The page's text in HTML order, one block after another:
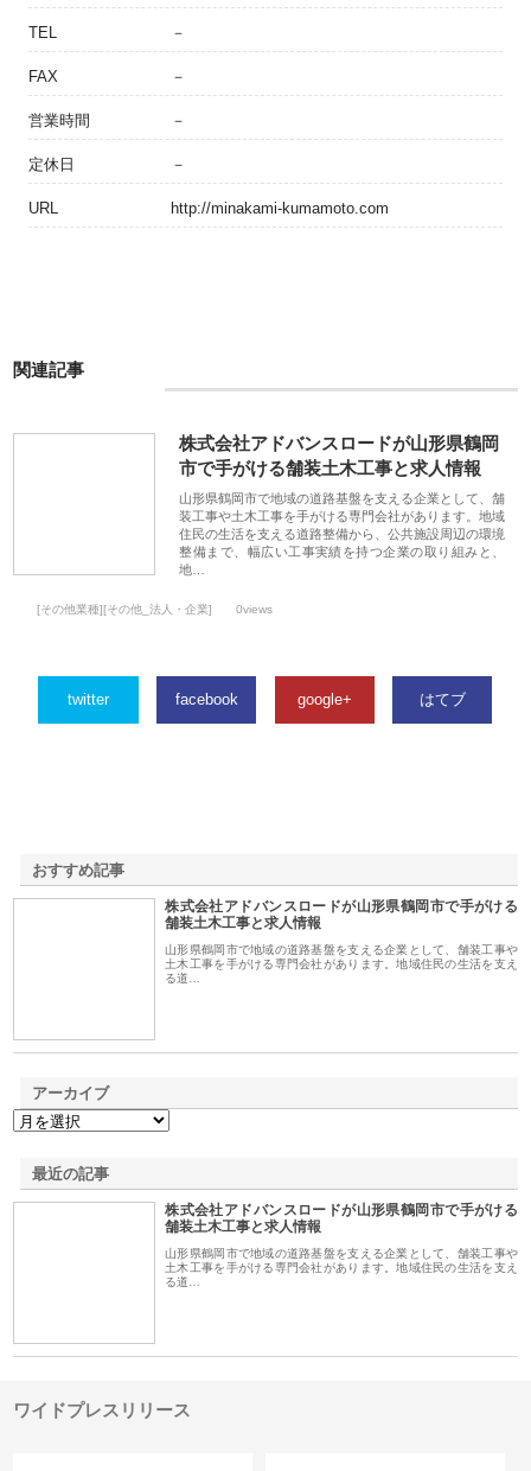
TEL －
FAX －
営業時間 －
定休日 －
URL http://minakami-kumamoto.com
関連記事
株式会社アドバンスロードが山形県鶴岡
市で手がける舗装土木工事と求人情報
山形県鶴岡市で地域の道路基盤を支える企業として、舗
装工事や土木工事を手がける専門会社があります。地域
住民の生活を支える道路整備から、公共施設周辺の環境
整備まで、幅広い工事実績を持つ企業の取り組みと、
地…
[その他業種][その他_法人・企業] 0views
twitter facebook google+ はてブ
おすすめ記事
株式会社アドバンスロードが山形県鶴岡市で手がける
舗装土木工事と求人情報
山形県鶴岡市で地域の道路基盤を支える企業として、舗装工事や
土木工事を手がける専門会社があります。地域住民の生活を支え
る道…
アーカイブ
最近の記事
株式会社アドバンスロードが山形県鶴岡市で手がける
舗装土木工事と求人情報
山形県鶴岡市で地域の道路基盤を支える企業として、舗装工事や
土木工事を手がける専門会社があります。地域住民の生活を支え
る道…
ワイドプレスリリース